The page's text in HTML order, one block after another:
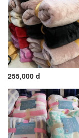
255,000 đ